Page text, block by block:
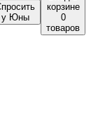
у Юны
корзине
0
товаров